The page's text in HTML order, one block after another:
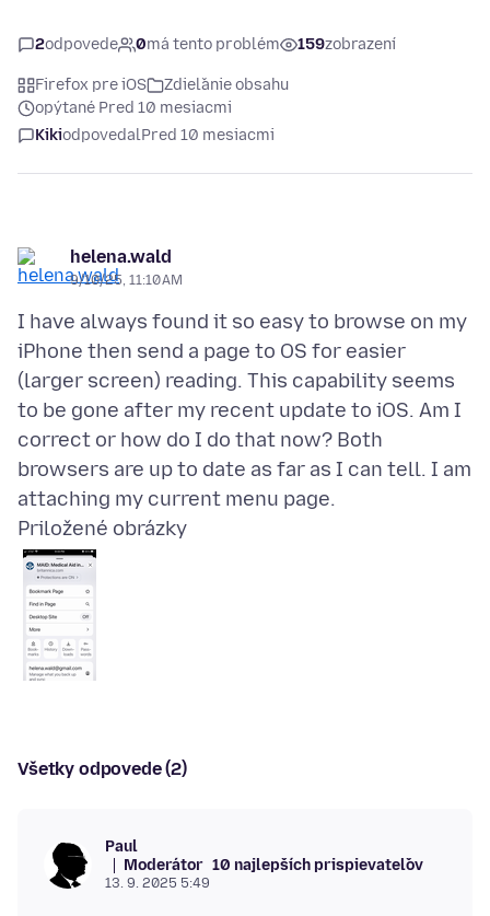
2odpovede 0má tento problém 159zobrazení
Firefox pre iOS
Zdieľanie obsahu
opýtané Pred 10 mesiacmi
KikiodpovedalPred 10 mesiacmi
helena.wald
9/10/25, 11:10 AM
I have always found it so easy to browse on my
iPhone then send a page to OS for easier
(larger screen) reading. This capability seems
to be gone after my recent update to iOS. Am I
correct or how do I do that now? Both
browsers are up to date as far as I can tell. I am
Priložené obrázky
Všetky odpovede (2)
Paul
Moderátor 10 najlepších prispievateľov
13. 9. 2025 5:49